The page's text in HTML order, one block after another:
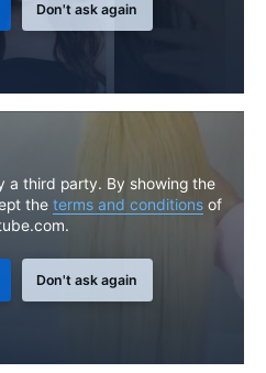
Don't ask again
a third party. By showing the
the terms and conditionsof
Don't ask again